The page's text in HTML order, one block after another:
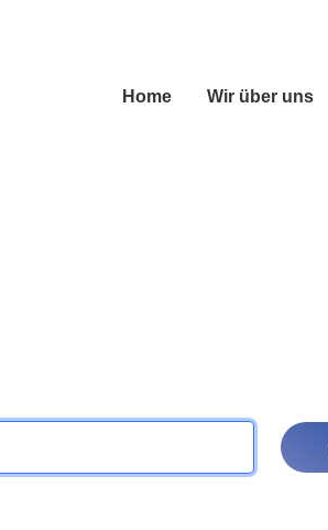
Navigation überspringen
Home Wir über uns